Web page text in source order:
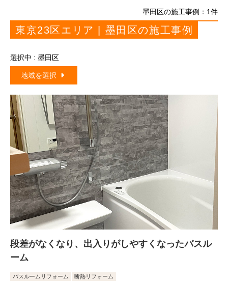
墨田区の施工事例： 1件
東京23区エリア | 墨田区の施工事例
選択中 : 墨田区
地域を選択
段差がなくなり、出入りがしやすくなったバスル
ーム
バスルームリフォーム 断熱リフォーム